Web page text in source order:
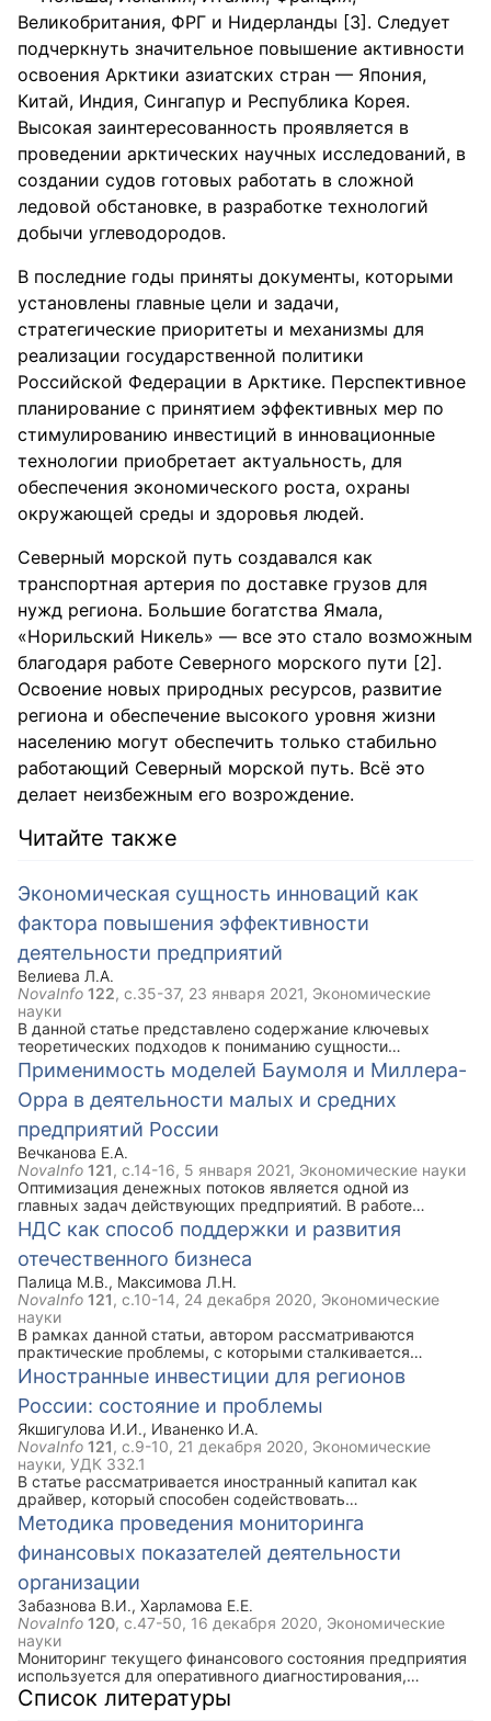
Великобритания, ФРГ и Нидерланды [3]. Следует
подчеркнуть значительное повышение активности
освоения Арктики азиатских стран — Япония,
Китай, Индия, Сингапур и Республика Корея.
Высокая заинтересованность проявляется в
проведении арктических научных исследований, в
создании судов готовых работать в сложной
ледовой обстановке, в разработке технологий
добычи углеводородов.
В последние годы приняты документы, которыми
установлены главные цели и задачи,
стратегические приоритеты и механизмы для
реализации государственной политики
Российской Федерации в Арктике. Перспективное
планирование с принятием эффективных мер по
стимулированию инвестиций в инновационные
технологии приобретает актуальность, для
обеспечения экономического роста, охраны
окружающей среды и здоровья людей.
Северный морской путь создавался как
транспортная артерия по доставке грузов для
нужд региона. Большие богатства Ямала,
«Норильский Никель» — все это стало возможным
благодаря работе Северного морского пути [2].
Освоение новых природных ресурсов, развитие
региона и обеспечение высокого уровня жизни
населению могут обеспечить только стабильно
работающий Северный морской путь. Всё это
делает неизбежным его возрождение.
Читайте также
Экономическая сущность инноваций как
фактора повышения эффективности
деятельности предприятий
Велиева Л.А.
NovaInfo 122, с.35-37, 23 января 2021, Экономические
науки
В данной статье представлено содержание ключевых
теоретических подходов к пониманию сущности
инноваций. Рассмотрены основные особенности
инновационной деятельности предприятий, а также
определено влияние инновационной деятельности
предприятий на эффективность их деятельности.
Применимость моделей Баумоля и Миллера-
Орра в деятельности малых и средних
предприятий России
Вечканова Е.А.
NovaInfo 121 , с.14-16, 5 января 2021, Экономические науки
Оптимизация денежных потоков является одной из
главных задач действующих предприятий. В работе
рассматривается возможность исчисления
инвестируемых сумм, определяется необходимое
количество средств на расчетных счетах и в кассе
российских предприятий. За основу положены модели
Баумоля и Миллера-Орра.
НДС как способ поддержки и развития
отечественного бизнеса
Палица М.В., Максимова Л.Н.
NovaInfo 121 , с.10-14, 24 декабря 2020, Экономические
науки
В рамках данной статьи, автором рассматриваются
практические проблемы, с которыми сталкивается
отечественный бизнес при исчислении и возмещении НДС.
А так же возможности стимулирования развития бизнеса
через оптимизацию системы администрирования налогов и
распределения бюджетов.
Иностранные инвестиции для регионов
России: состояние и проблемы
Якшигулова И.И., Иваненко И.А.
NovaInfo 121 , с.9-10, 21 декабря 2020, Экономические
науки, УДК 332.1
В статье рассматривается иностранный капитал как
драйвер, который способен содействовать
технологической модернизации и ускоренному развитию
экономики страны. Анализируются итоги и перспективы
привлечения иностранных инвестиций в экономику РФ и ее
регионов. Особое внимание уделяется ключевым
факторам, влияющим на привлекательность региона для
иностранных инвесторов.
Методика проведения мониторинга
финансовых показателей деятельности
организации
Забазнова В.И., Харламова Е.Е.
NovaInfo 120, с.47-50, 16 декабря 2020, Экономические
науки
Мониторинг текущего финансового состояния предприятия
используется для оперативного диагностирования,
своевременного выявления негативных тенденций,
значимых изменений в показателях и результатах
Список литературы